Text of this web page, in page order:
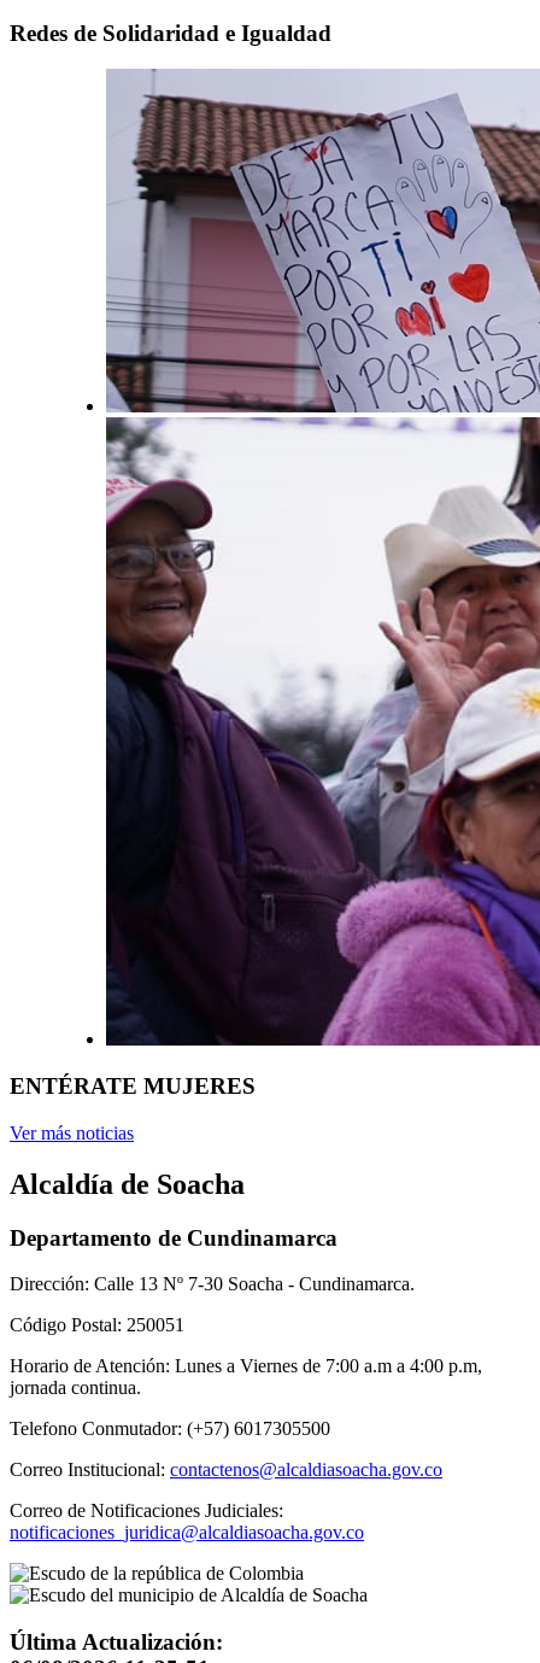
Redes de Solidaridad e Igualdad
ENTÉRATE MUJERES
Ver más noticias
Alcaldía de Soacha
Departamento de Cundinamarca
Dirección: Calle 13 Nº 7-30 Soacha - Cundinamarca.
Código Postal: 250051
Horario de Atención: Lunes a Viernes de 7:00 a.m a 4:00 p.m,
jornada continua.
Telefono Conmutador: (+57) 6017305500
Correo Institucional: contactenos@alcaldiasoacha.gov.co
Correo de Notificaciones Judiciales:
notificaciones_juridica@alcaldiasoacha.gov.co
Última Actualización: